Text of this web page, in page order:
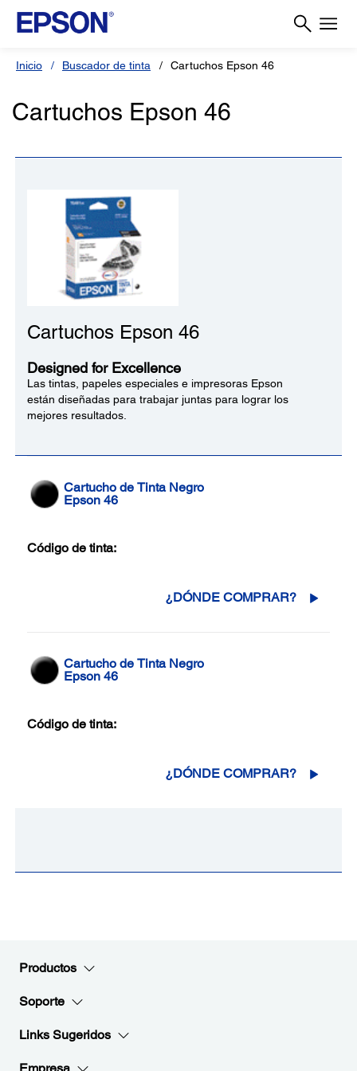
Inicio Buscador de tinta Cartuchos Epson 46
Cartuchos Epson 46
Cartuchos Epson 46
Designed for Excellence
Las tintas, papeles especiales e impresoras Epson
están diseñadas para trabajar juntas para lograr los
mejores resultados.
Cartucho de Tinta Negro
Epson 46
Código de tinta:
¿DÓNDE COMPRAR?
Cartucho de Tinta Negro
Epson 46
Código de tinta:
¿DÓNDE COMPRAR?
Productos
Soporte
Links Sugeridos